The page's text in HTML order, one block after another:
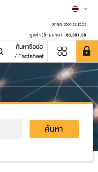
07 ส.ค. 2569 22:15:52
มูลค่า (ล้านบาท) 63,391.38
ค้นหาชื่อย่อ
/ Factsheet
ค้นหา